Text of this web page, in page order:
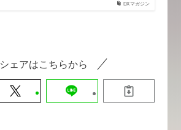
DXマガジン
シェアはこちらから